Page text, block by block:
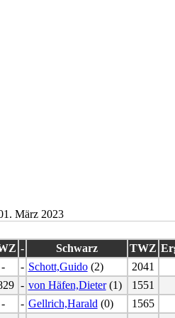
März 2023
- Schwarz TWZ
- - Schott,Guido(2) 2041
- von Häfen,Dieter(1) 1551
- - Gellrich,Harald (0) 1565